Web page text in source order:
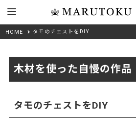
HOME タモのチェストをDIY
木材を使った自慢の作品
タモのチェストをDIY